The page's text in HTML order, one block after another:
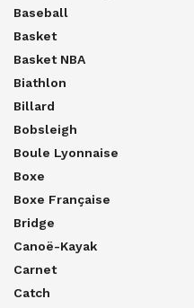
Baseball
Basket
Basket NBA
Biathlon
Billard
Bobsleigh
Boule Lyonnaise
Boxe
Boxe Française
Bridge
Canoë-Kayak
Carnet
Catch